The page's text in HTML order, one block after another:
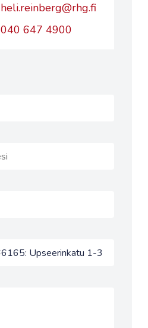
heli.reinberg@rhg.fi
040 647 4900